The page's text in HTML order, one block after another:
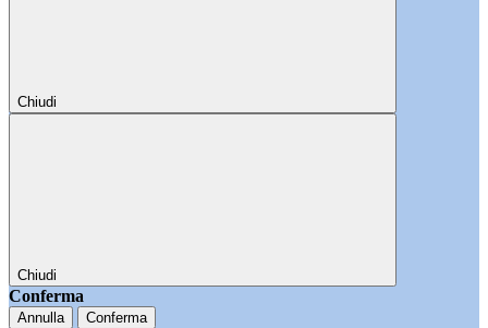
Chiudi
Chiudi
Conferma
Annulla Conferma